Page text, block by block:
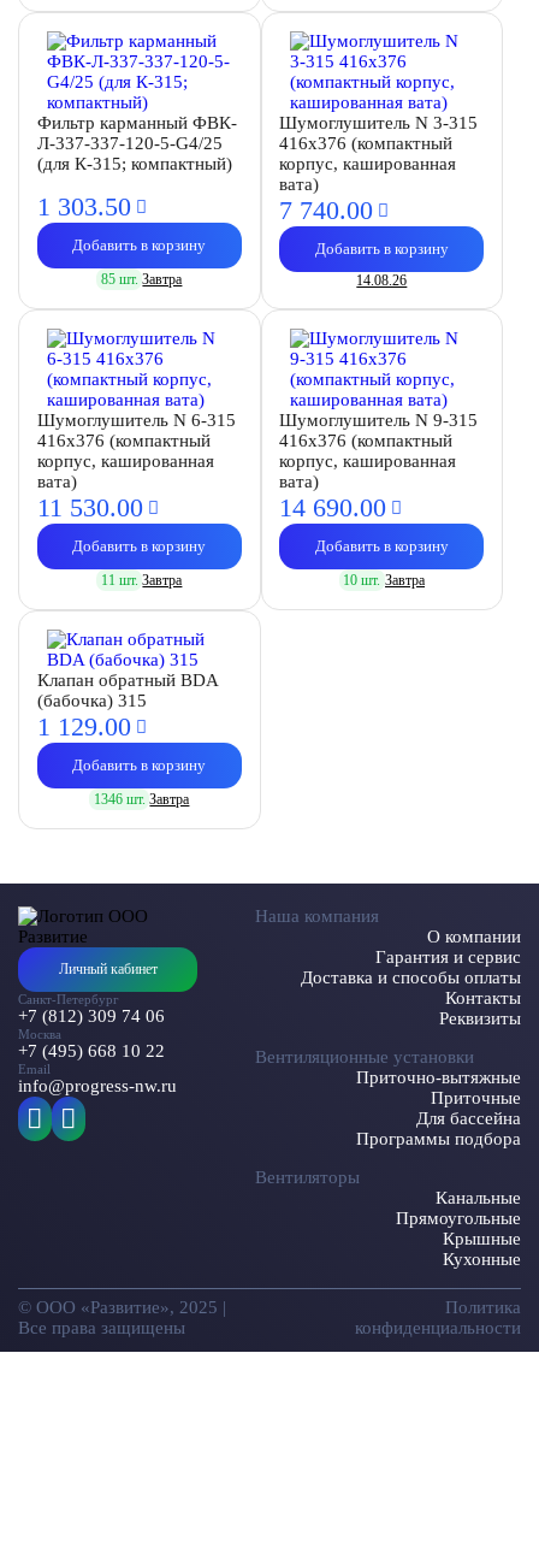
Фильтр карманный ФВК-
Л-337-337-120-5-G4/25
(для К-315; компактный)
1 303.50
Добавить в корзину
85 шт. Завтра
Шумоглушитель N 3-315
416х376 (компактный
корпус, кашированная
вата)
7 740.00
Добавить в корзину
14.08.26
Шумоглушитель N 6-315
416х376 (компактный
корпус, кашированная
вата)
11 530.00
Добавить в корзину
11 шт. Завтра
Шумоглушитель N 9-315
416х376 (компактный
корпус, кашированная
вата)
14 690.00
Добавить в корзину
10 шт. Завтра
Клапан обратный BDA
(бабочка) 315
1 129.00
Добавить в корзину
1346 шт. Завтра
Личный кабинет
Санкт-Петербург
+7 (812) 309 74 06
Москва
+7 (495) 668 10 22
Email
info@progress-nw.ru
Наша компания
О компании
Гарантия и сервис
Доставка и способы оплаты
Контакты
Реквизиты
Вентиляционные установки
Приточно-вытяжные
Приточные
Для бассейна
Программы подбора
Вентиляторы
Канальные
Прямоугольные
Крышные
Кухонные
© ООО «Развитие», 2025 |
Все права защищены
Политика
конфиденциальности